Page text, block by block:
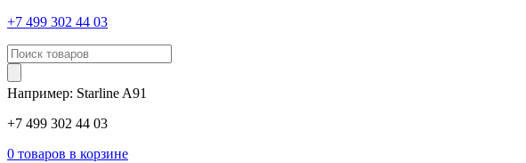
+7 499 302 44 03
Например: Starline A91
+7 499 302 44 03
0 товаров в корзине